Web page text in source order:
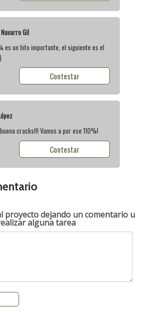
Gil
es un hito importante, el siguiente es el
Contestar
cracks!!! Vamos a por ese 110%!
Contestar
proyectodejando un comentario u
alguna tarea